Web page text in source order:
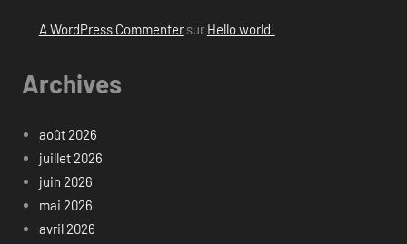
A WordPress Commentersur Hello world!
Archives
août 2026
juillet 2026
juin 2026
mai 2026
avril 2026